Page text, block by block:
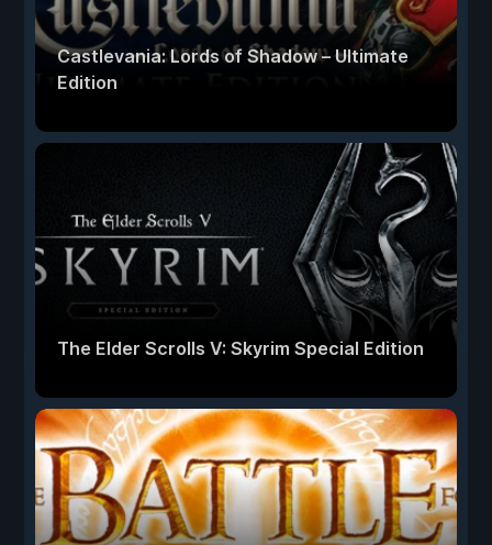
Castlevania: Lords of Shadow – Ultimate
Edition
The Elder Scrolls V: Skyrim Special Edition